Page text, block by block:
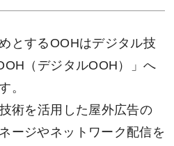
とするOOHはデジタル技
（デジタルOOH）」へ
。
術を活用した屋外広告の
ージやネットワーク配信を